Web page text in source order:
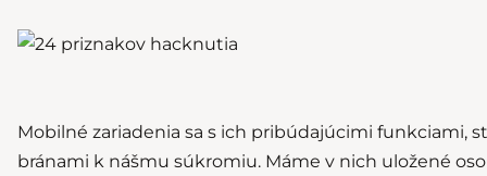
Mobilné zariadenia sa s ich pribúdajúcimi funkciami,
bránami k nášmu súkromiu. Máme v nich uložené